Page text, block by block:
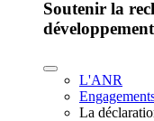
Soutenir la
L'ANR
La